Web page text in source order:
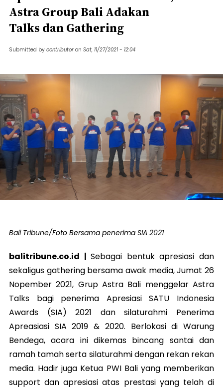
Astra Group Bali Adakan
Talks dan Gathering
Submitted by contributor on Sat, 11/27/2021 - 12:04
Bali Tribune/Foto Bersama penerima SIA 2021
balitribune.co.id |Sebagai bentuk apresiasi dan
sekaligus gathering bersama awak media, Jumat 26
Nopember 2021, Grup Astra Bali menggelar Astra
Talks bagi penerima Apresiasi SATU Indonesia
Awards (SIA) 2021 dan silaturahmi Penerima
Apreasiasi SIA 2019 & 2020. Berlokasi di Warung
Bendega, acara ini dikemas bincang santai dan
ramah tamah serta silaturahmi dengan rekan rekan
media. Hadir juga Ketua PWI Bali yang memberikan
support dan apresiasi atas prestasi yang telah di